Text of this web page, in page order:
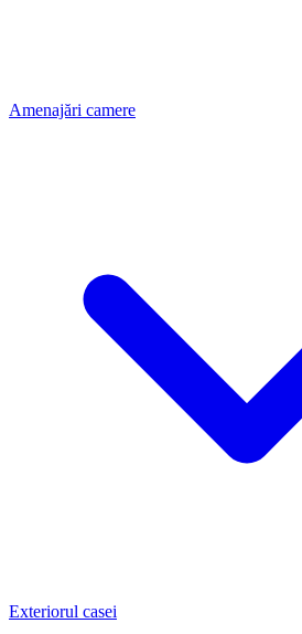
Amenajări camere
Exteriorul casei